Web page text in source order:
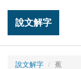
說文解字
說文解字 蕉